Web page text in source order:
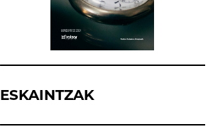
ESKAINTZAK